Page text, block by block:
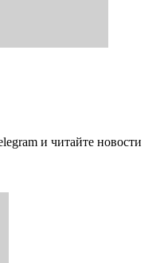
и читайте новости